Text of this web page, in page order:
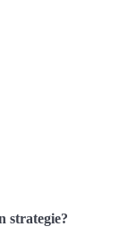
strategie?